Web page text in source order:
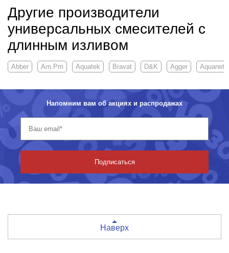
Другие производители
универсальных смесителей с
длинным изливом
Abber Am.Pm Aquatek Bravat D&K Agger Aquanet
Напомним вам об акциях и распродажах
Подписаться
Наверх